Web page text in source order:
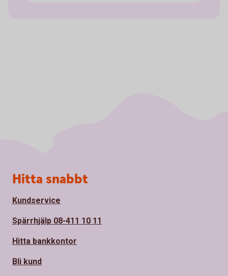
Sidfot
Hitta snabbt
Kundservice
Spärrhjälp 08-411 10 11
Hitta bankkontor
Bli kund